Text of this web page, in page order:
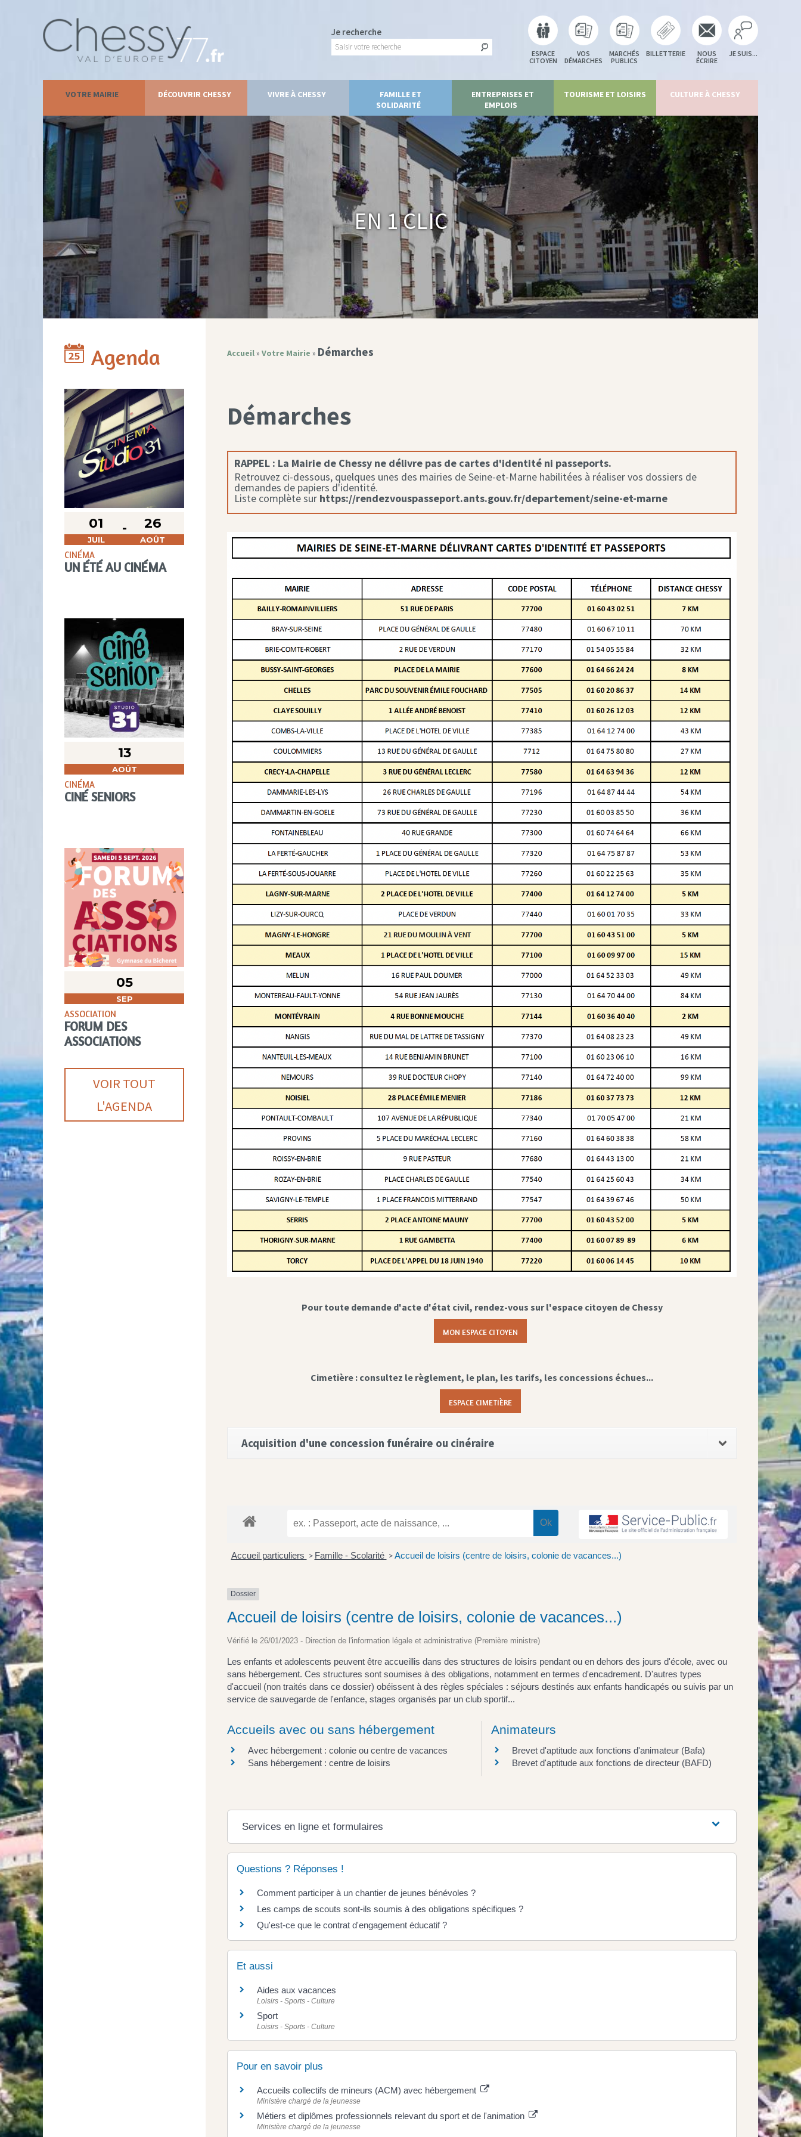
Je recherche
ESPACE
CITOYEN
VOS
DÉMARCHES
MARCHÉS
PUBLICS
BILLETTERIE
NOUS
ÉCRIRE
JE SUIS...
VOTRE MAIRIE DÉCOUVRIR CHESSY VIVRE À CHESSY
FAMILLE ET
SOLIDARITÉ
ENTREPRISES ET
EMPLOIS
TOURISME ET LOISIRS CULTURE À CHESSY
En 1 clic
Agenda
01
JUIL
26
AOÛT
CINÉMA
UN ÉTÉ AU CINÉMA
13
AOÛT
CINÉMA
CINÉ SENIORS
05
SEP
ASSOCIATION
FORUM DES
ASSOCIATIONS
VOIR TOUT
L'AGENDA
Accueil» Votre Mairie » Démarches
Démarches
RAPPEL : La Mairie de Chessy ne délivre pas de cartes d'identité ni passeports.
Retrouvez ci-dessous, quelques unes des mairies de Seine-et-Marne habilitées à réaliser vos dossiers de
demandes de papiers d'identité.
Liste complète sur https://rendezvouspasseport.ants.gouv.fr/departement/seine-et-marne
Pour toute demande d'acte d'état civil, rendez-vous sur l'espace citoyen de Chessy
MON ESPACE CITOYEN
Cimetière : consultez le règlement, le plan, les tarifs, les concessions échues...
ESPACE CIMETIÈRE
Acquisition d'une concession funéraire ou cinéraire
Accueil particuliers > Famille - Scolarité > Accueil de loisirs (centre de loisirs, colonie de vacances...)
Dossier
Accueil de loisirs (centre de loisirs, colonie de vacances...)
Vérifié le 26/01/2023 - Direction de l'information légale et administrative (Première ministre)
Les enfants et adolescents peuvent être accueillis dans des structures de loisirs pendant ou en dehors des jours d'école, avec ou
sans hébergement. Ces structures sont soumises à des obligations, notamment en termes d'encadrement. D'autres types
d'accueil (non traités dans ce dossier) obéissent à des règles spéciales : séjours destinés aux enfants handicapés ou suivis par un
service de sauvegarde de l'enfance, stages organisés par un club sportif...
Accueils avec ou sans hébergement
Avec hébergement : colonie ou centre de vacances
Sans hébergement : centre de loisirs
Animateurs
Brevet d'aptitude aux fonctions d'animateur (Bafa)
Brevet d'aptitude aux fonctions de directeur (BAFD)
Services en ligne et formulaires
Questions ? Réponses !
Comment participer à un chantier de jeunes bénévoles ?
Les camps de scouts sont-ils soumis à des obligations spécifiques ?
Qu'est-ce que le contrat d'engagement éducatif ?
Et aussi
Aides aux vacances
Loisirs - Sports - Culture
Sport
Loisirs - Sports - Culture
Pour en savoir plus
Accueils collectifs de mineurs (ACM) avec hébergement
Ministère chargé de la jeunesse
Métiers et diplômes professionnels relevant du sport et de l'animation
Ministère chargé de la jeunesse